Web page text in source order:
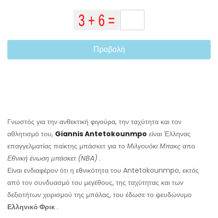
Προβολή
Γνωστός για την ανθεκτική φιγούρα, την ταχύτητα και τον
αθλητισμό του, Giannis Antetokounmpo είναι Έλληνας
επαγγελματίας παίκτης μπάσκετ για το Μιλγουόκι Μπακς απο
Εθνική ένωση μπάσκετ (NBA) .
Είναι ενδιαφέρον ότι η εθνικότητα του Antetokounmpo, εκτός
από τον συνδυασμό του μεγέθους, της ταχύτητας και των
δεξιοτήτων χειρισμού της μπάλας, του έδωσε το ψευδώνυμο
Ελληνικό Φρικ .